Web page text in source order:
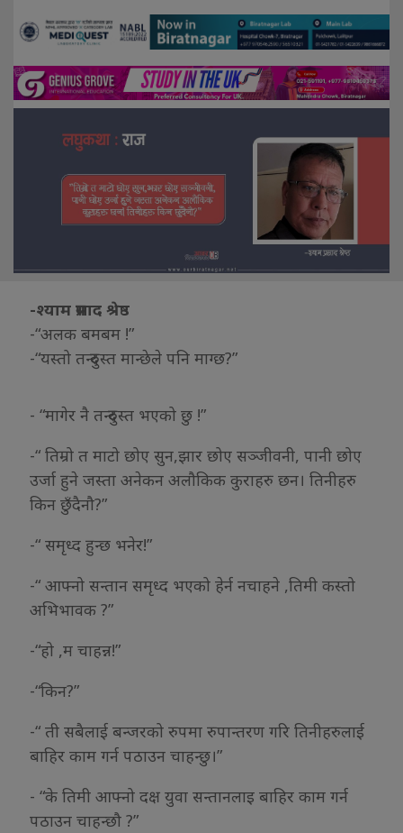
-श्याम प्रसाद श्रेष्ठ
-“अलक बमबम !”
-“यस्तो तन्दुरुस्त मान्छेले पनि माग्छ?”
- “मागेर नै तन्दुरुस्त भएको छु !”
-“ तिम्रो त माटो छोए सुन,झार छोए सञ्जीवनी, पानी छोए
उर्जा हुने जस्ता अनेकन अलौकिक कुराहरु छन। तिनीहरु
किन छुँदैनौ?”
-“ समृध्द हुन्छ भनेर!”
-“ आफ्नो सन्तान समृध्द भएको हेर्न नचाहने ,तिमी कस्तो
अभिभावक ?”
-“हो ,म चाहन्न!”
-“किन?”
-“ ती सबैलाई बन्जरको रुपमा रुपान्तरण गरि तिनीहरुलाई
बाहिर काम गर्न पठाउन चाहन्छु।”
- “के तिमी आफ्नो दक्ष युवा सन्तानलाइ बाहिर काम गर्न
पठाउन चाहन्छौ ?”